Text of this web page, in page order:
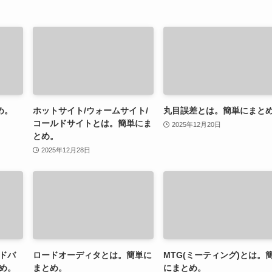
ホットサイト/ウォームサイト/
コールドサイトとは。簡単にま
とめ。
2025年12月28日
丸目誤差とは。簡単にまとめ
2025年12月20日
バ
。
ロードオーディタとは。簡単に
まとめ。
MTG(ミーティング)とは。
にまとめ。